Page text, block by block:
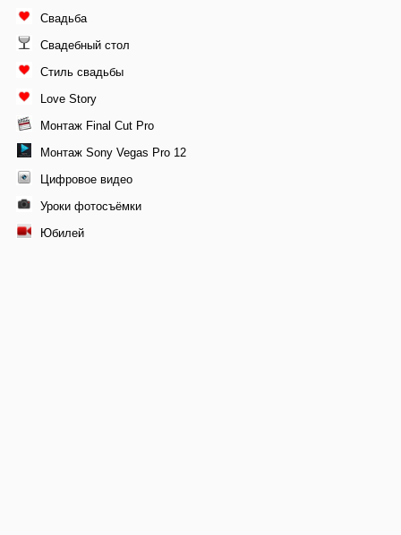
Свадьба
Свадебный стол
Стиль свадьбы
Love Story
Монтаж Final Cut Pro
Монтаж Sony Vegas Pro 12
Цифровое видео
Уроки фотосъёмки
Юбилей